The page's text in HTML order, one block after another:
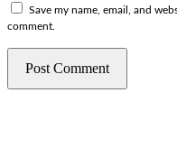
Save my name, email, and
comment.